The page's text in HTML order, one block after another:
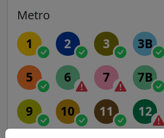
Metro
1 2 3 3B
5 6 7 7B
9 10 11 12